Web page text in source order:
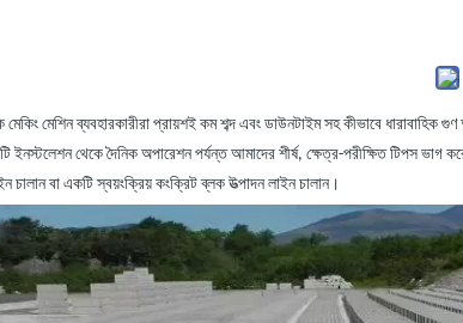
মেকিং মেশিন ব্যবহারকারীরা প্রায়শই কম শব্দ এবং ডাউনটাইম সহ কীভাবে
ইনস্টলেশন থেকে দৈনিক অপারেশন পর্যন্ত আমাদের শীর্ষ, ক্ষেত্র-পরীক্ষিত টিপস
বা একটি স্বয়ংক্রিয় কংক্রিট ব্লক উত্পাদন লাইন চালান।